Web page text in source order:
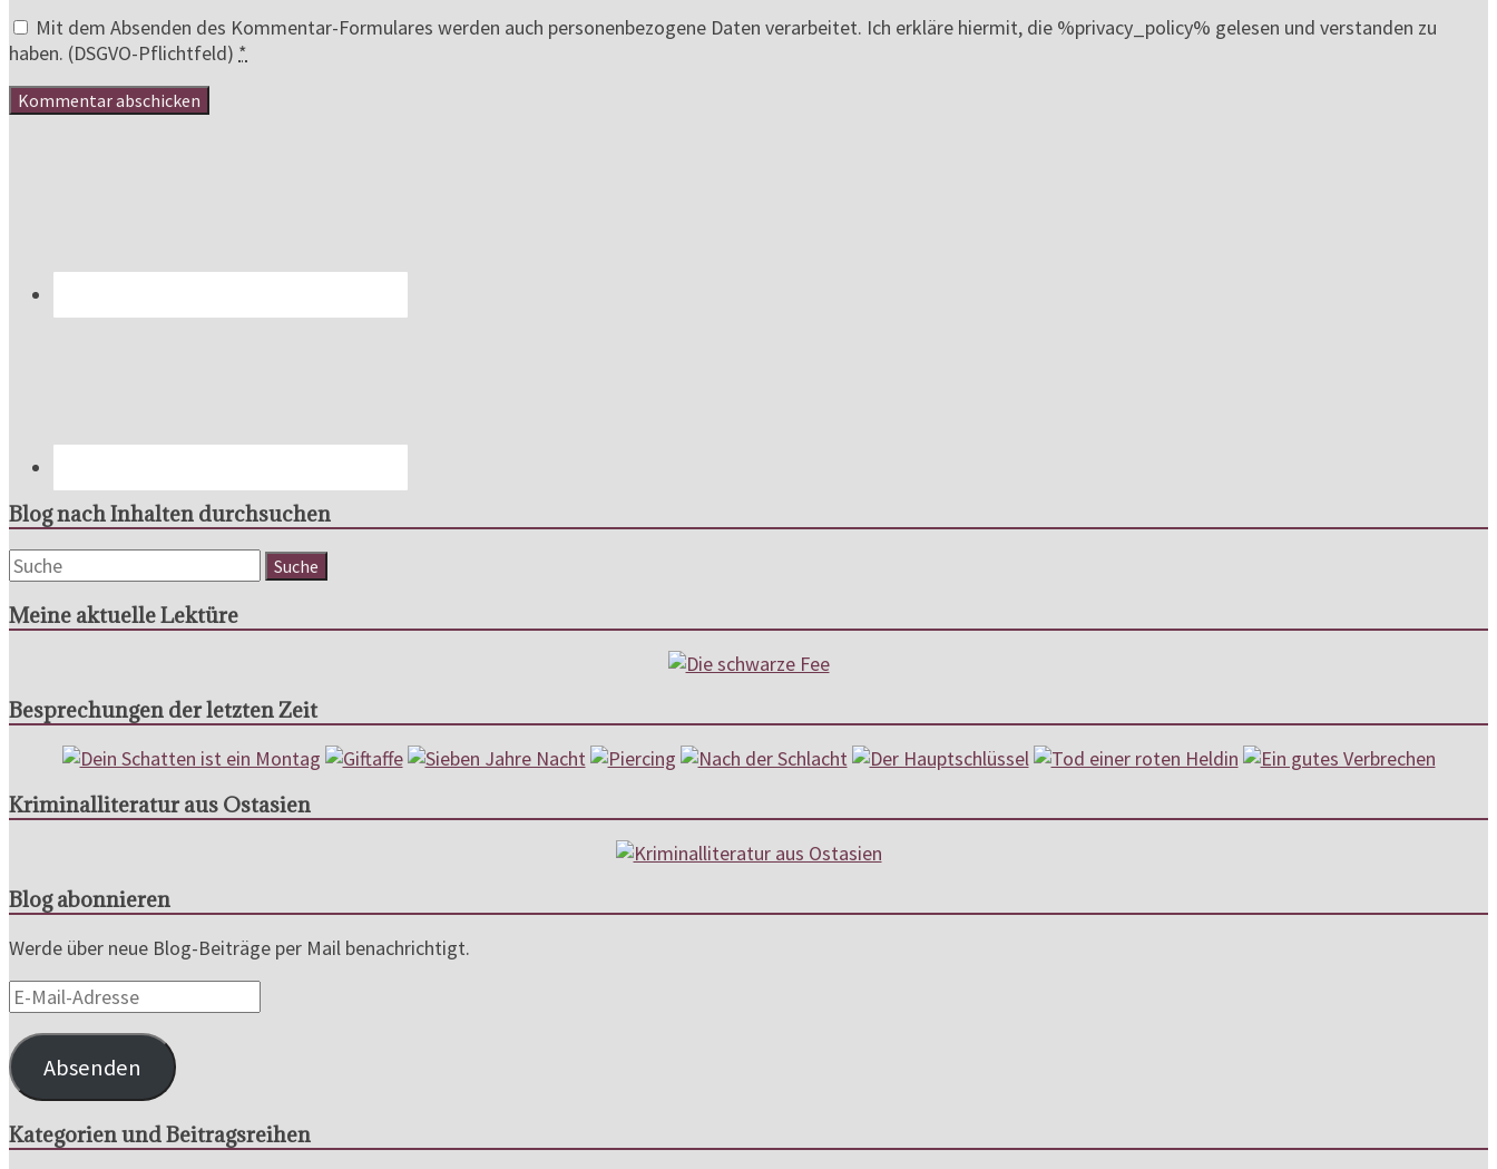
Mit dem Absenden des Kommentar-Formulares werden auch personenbezogene Daten verarbeitet. Ich erkläre hiermit, die %privacy_policy% gelesen und verstanden zu
haben. (DSGVO-Pflichtfeld) *
Blog nach Inhalten durchsuchen
Meine aktuelle Lektüre
Besprechungen der letzten Zeit
Kriminalliteratur aus Ostasien
Blog abonnieren
Werde über neue Blog-Beiträge per Mail benachrichtigt.
E-
Mail-
Adresse
Absenden
Kategorien und Beitragsreihen